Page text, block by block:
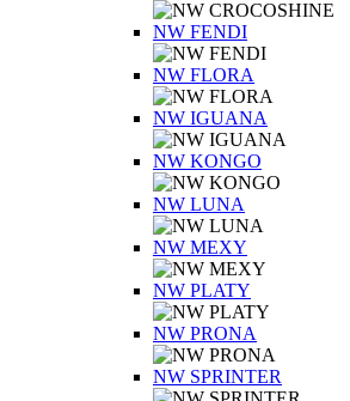
NW FENDI
NW FLORA
NW IGUANA
NW KONGO
NW LUNA
NW MEXY
NW PLATY
NW PRONA
NW SPRINTER